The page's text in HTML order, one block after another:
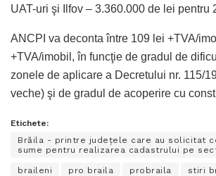
UAT-uri şi Ilfov – 3.360.000 de lei pentru
ANCPI va deconta între 109 lei +TVA/
+TVA/imobil, în funcţie de gradul de
zonele de aplicare a Decretului nr. 115/
veche) şi de gradul de acoperire cu
Etichete:
Brăila - printre județele care au solicitat
sume pentru realizarea cadastrului pe
braileni pro braila probraila stiri